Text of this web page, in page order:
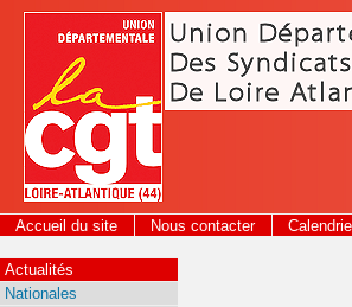
Panneau de gestion des cookies
Accueil du site Nous contacter
2026
Actualités
Nationales